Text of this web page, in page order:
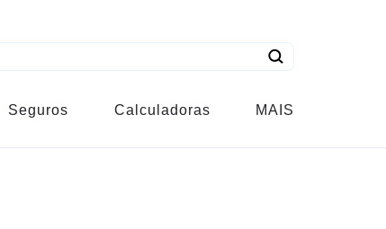
Seguros Calculadoras MAIS